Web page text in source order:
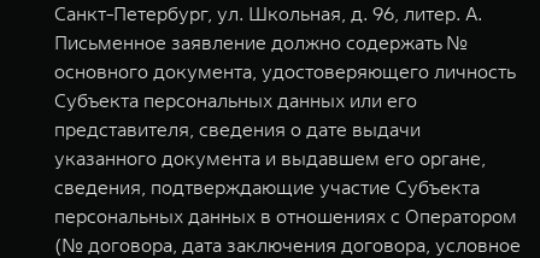
Санкт-Петербург, ул. Школьная, д. 96, литер. А.
Письменное заявление должно содержать №
основного документа, удостоверяющего личность
Субъекта персональных данных или его
представителя, сведения о дате выдачи
указанного документа и выдавшем его органе,
сведения, подтверждающие участие Субъекта
персональных данных в отношениях с Оператором
(№ договора, дата заключения договора, условное